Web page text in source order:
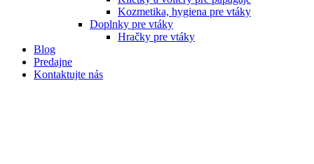
Kozmetika, hygiena pre vtáky
Doplnky pre vtáky
Hračky pre vtáky
Blog
Predajne
Kontaktujte nás